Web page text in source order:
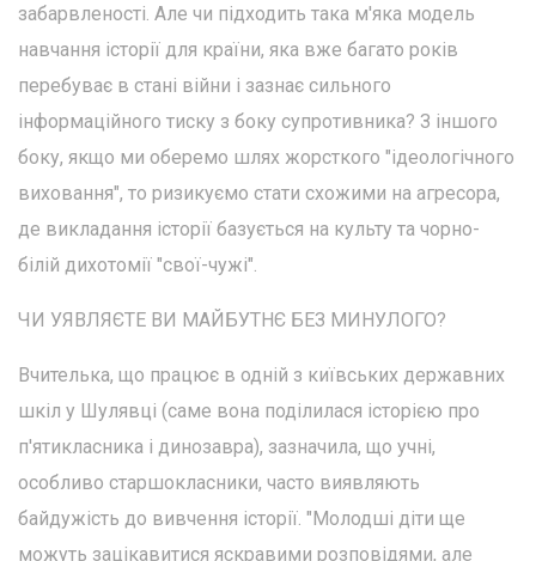
забарвленості. Але чи підходить така м'яка модель
навчання історії для країни, яка вже багато років
перебуває в стані війни і зазнає сильного
інформаційного тиску з боку супротивника? З іншого
боку, якщо ми оберемо шлях жорсткого "ідеологічного
виховання", то ризикуємо стати схожими на агресора,
де викладання історії базується на культу та чорно-
білій дихотомії "свої-чужі".
ЧИ УЯВЛЯЄТЕ ВИ МАЙБУТНЄ БЕЗ МИНУЛОГО?
Вчителька, що працює в одній з київських державних
шкіл у Шулявці (саме вона поділилася історією про
п'ятикласника і динозавра), зазначила, що учні,
особливо старшокласники, часто виявляють
байдужість до вивчення історії. "Молодші діти ще
можуть зацікавитися яскравими розповідями, але